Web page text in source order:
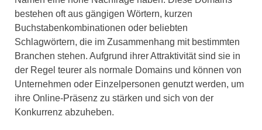
bestehen oft aus gängigen Wörtern, kurzen
Buchstabenkombinationen oder beliebten
Schlagwörtern, die im Zusammenhang mit bestimmten
Branchen stehen. Aufgrund ihrer Attraktivität sind sie in
der Regel teurer als normale Domains und können von
Unternehmen oder Einzelpersonen genutzt werden, um
ihre Online-Präsenz zu stärken und sich von der
Konkurrenz abzuheben.